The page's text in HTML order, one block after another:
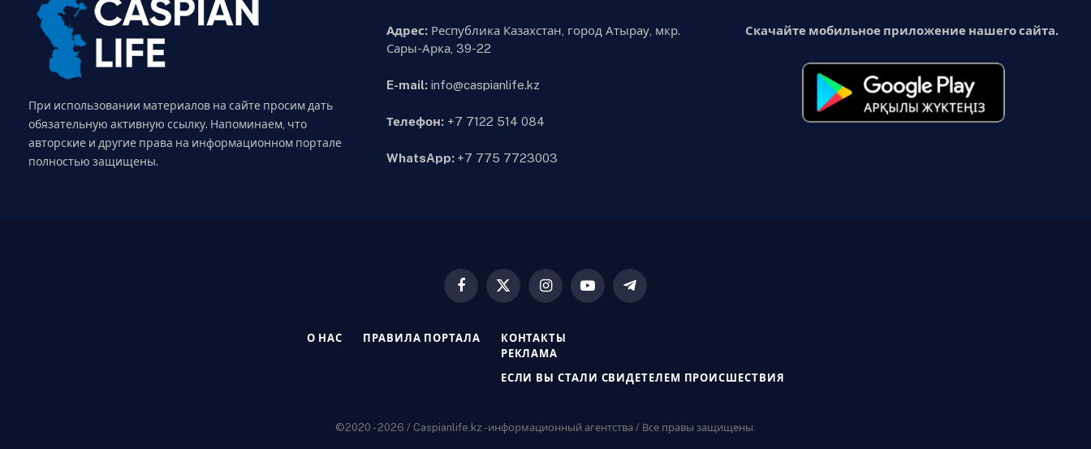
При использовании материалов на сайте просим дать
обязательную активную ссылку. Напоминаем, что
авторские и другие права на информационном портале
полностью защищены.
Адрес: Республика Казахстан, город Атырау, мкр.
Сары-Арка, 39-22
E-mail: info@caspianlife.kz
Телефон: +7 7122 514 084
WhatsApp: +7 775 7723003
Скачайте мобильное приложение нашего сайта.
Facebook
X
InstagramYouTubeTelegram
О НАС ПРАВИЛА ПОРТАЛА
КОНТАКТЫ
РЕКЛАМА
ЕСЛИ ВЫ СТАЛИ СВИДЕТЕЛЕМ ПРОИСШЕСТВИЯ
©2020 - 2026 / Caspianlife.kz -информационный агентства / Все правы защищены.